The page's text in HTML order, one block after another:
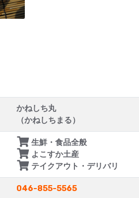
かねしち丸
（かねしちまる）
生鮮・食品全般
よこすか土産
テイクアウト・デリバリ
046-855-5565